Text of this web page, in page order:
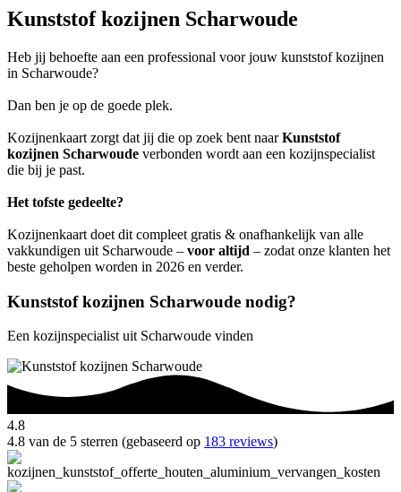
Kunststof kozijnen Scharwoude
Heb jij behoefte aan een professional voor jouw kunststof kozijnen
in Scharwoude?
Dan ben je op de goede plek.
Kozijnenkaart zorgt dat jij die op zoek bent naarKunststof
kozijnen Scharwoude verbonden wordt aan een kozijnspecialist
die bij je past.
Het tofste gedeelte?
Kozijnenkaart doet dit compleet gratis & onafhankelijk van alle
vakkundigen uit Scharwoude – voor altijd – zodat onze klanten het
beste geholpen worden in 2026 en verder.
Kunststof kozijnen Scharwoude nodig?
Een kozijnspecialist uit Scharwoude vinden
4.8
4.8 van de 5 sterren (gebaseerd op 183 reviews)